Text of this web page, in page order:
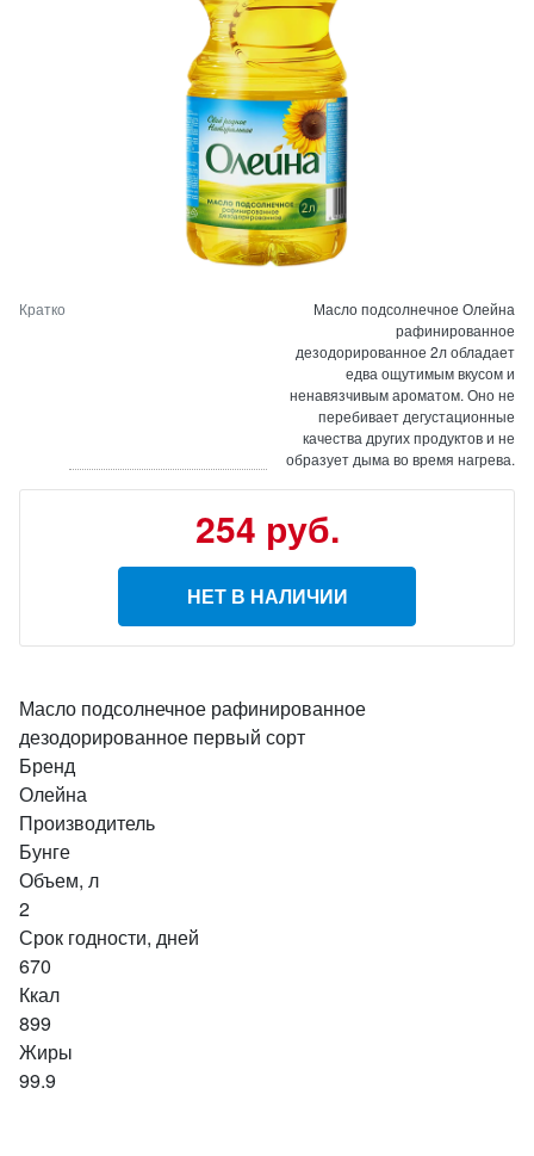
Кратко
Масло подсолнечное Олейна
рафинированное
дезодорированное 2л обладает
едва ощутимым вкусом и
ненавязчивым ароматом. Оно не
перебивает дегустационные
качества других продуктов и не
образует дыма во время нагрева.
254 руб.
НЕТ В НАЛИЧИИ
Масло подсолнечное рафинированное
дезодорированное первый сорт
Бренд
Олейна
Производитель
Бунге
Объем, л
2
Срок годности, дней
670
Ккал
899
Жиры
99.9